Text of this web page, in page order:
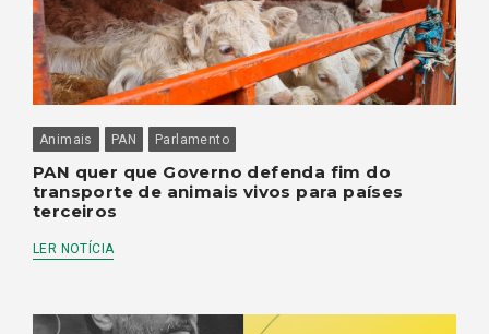
Animais PAN Parlamento
PAN quer que Governo defenda fim do
transporte de animais vivos para países
terceiros
LER NOTÍCIA